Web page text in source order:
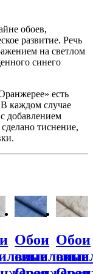
обоев,
развитие. Речь
на светлом
синего
есть
каждом случае
добавлением
тиснение,
Обои
виниловые
Обои